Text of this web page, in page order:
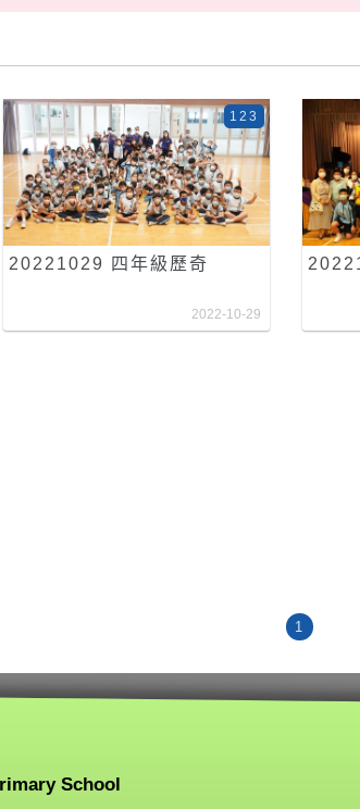
20221029 四年級歷奇
123
2022-10-29
1
School